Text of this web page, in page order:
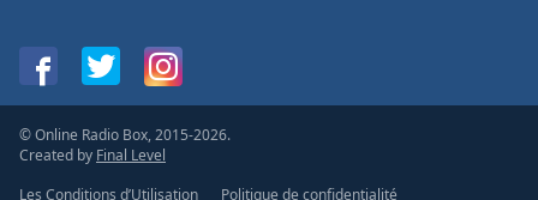
© Online Radio Box, 2015-2026.
Created by Final Level
Les Conditions d’Utilisation
Politique de confidentialité